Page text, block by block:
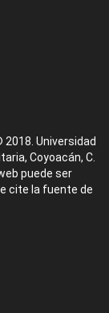
2018. Universidad
Coyoacán, C.
puede ser
cite la fuente de